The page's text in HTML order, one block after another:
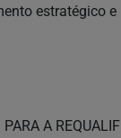
estratégico
A